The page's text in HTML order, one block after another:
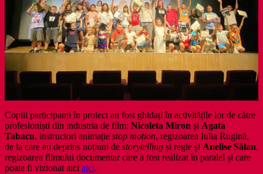
Copiii participanți în proiect au fost ghidați în activitățile lor de către
profesioniști din industria de film: Nicoleta Miron și Agata
Tabacu, instructori animație stop motion, regizoarea Iulia Rugină,
de la care au deprins noțiuni de storytelling și regie și Anelise Sălan,
regizoarea filmului documentar care a fost realizat în paralel și care
poate fi vizionat aici aici.